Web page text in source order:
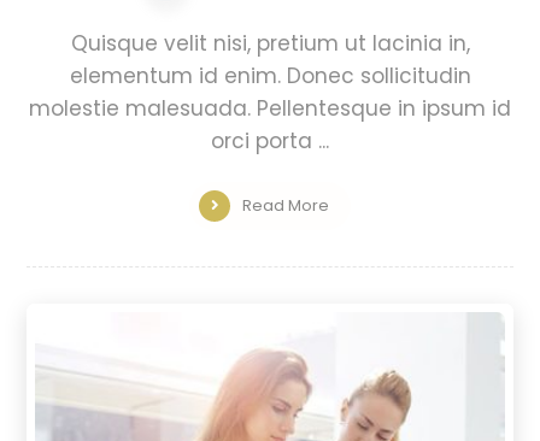
Quisque velit nisi, pretium ut lacinia in,
elementum id enim. Donec sollicitudin
molestie malesuada. Pellentesque in ipsum id
orci porta ...
Read More